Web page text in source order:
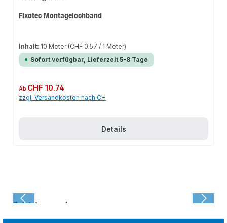
Fixotec Montagelochband
Inhalt: 10 Meter (CHF 0.57 / 1 Meter)
Sofort verfügbar, Lieferzeit 5-8 Tage
Regulärer Preis:
Ab CHF 10.74
zzgl. Versandkosten nach CH
Details
Zuletzt angesehen: